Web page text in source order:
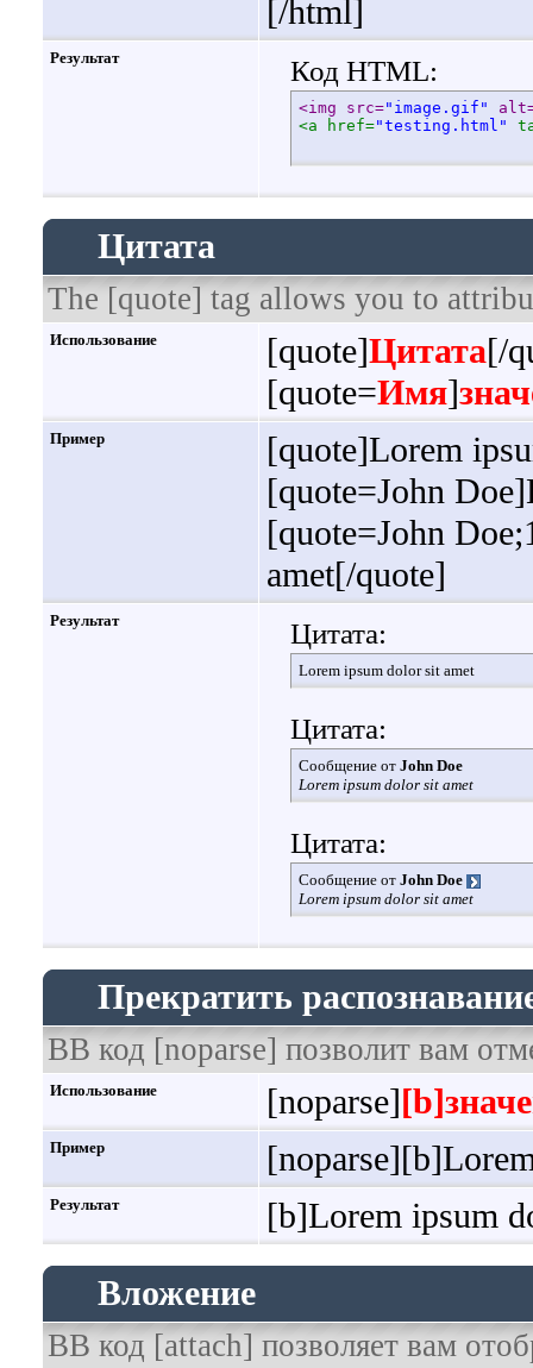
[/html]
Результат Код HTML:
<img src="image.gif"
<a href="testing.html"
Цитата
The [quote] tag allows you to
Использование [quote]Цитата[/
[quote=Имя]
Пример
[quote]Lorem
[quote=John
[quote=John
amet[/quote]
Результат Цитата:
Lorem ipsum dolor sit amet
Цитата:
Сообщение от John Doe
Lorem ipsum dolor sit amet
Цитата:
Сообщение от John Doe
Lorem ipsum dolor sit amet
Прекратить
BB код [noparse] позволит вам
Использование [noparse]
Пример
Результат
[b]Lorem ipsum
Вложение
BB код [attach] позволяет вам